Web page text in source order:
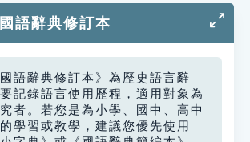
語辭典修訂本
國語辭典修訂本》為歷史語言辭
記錄語言使用歷程，適用對象為
者。若您是為小學、國中、高中
的學習或教學，建議您優先使用